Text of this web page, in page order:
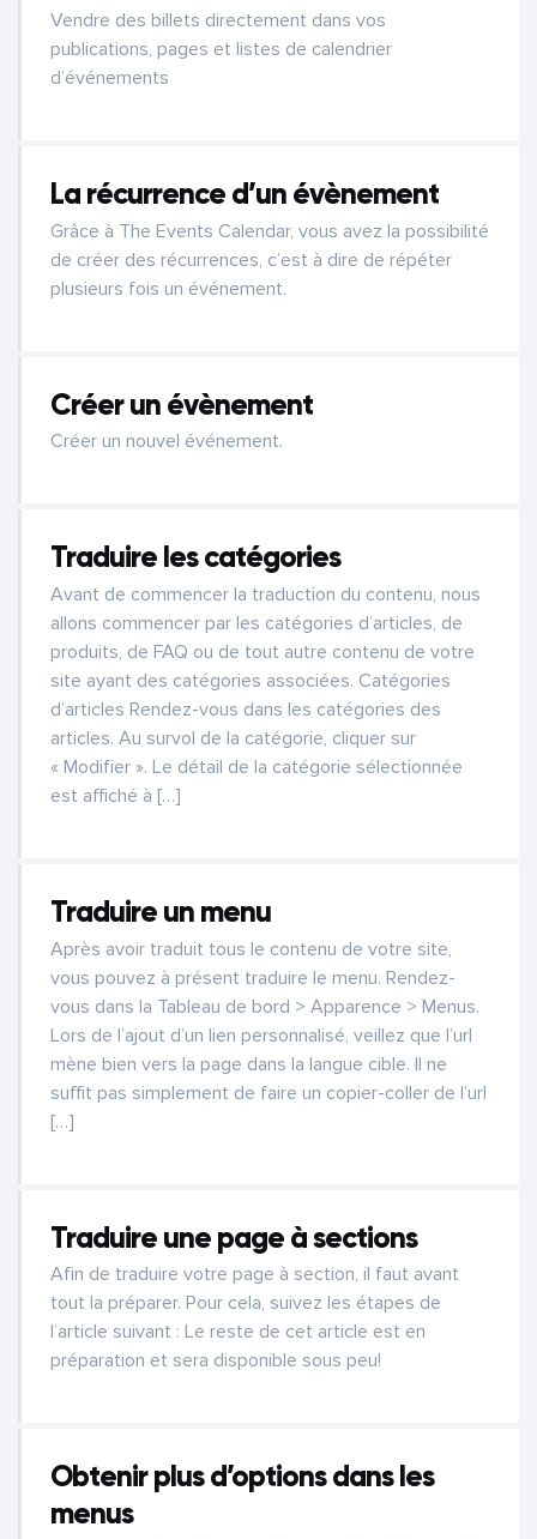
Vendre des billets directement dans vos
publications, pages et listes de calendrier
d’événements
La récurrence d’un évènement
Grâce à The Events Calendar, vous avez la possibilité
de créer des récurrences, c’est à dire de répéter
plusieurs fois un événement.
Créer un évènement
Créer un nouvel événement.
Traduire les catégories
Avant de commencer la traduction du contenu, nous
allons commencer par les catégories d’articles, de
produits, de FAQ ou de tout autre contenu de votre
site ayant des catégories associées. Catégories
d’articles Rendez-vous dans les catégories des
articles. Au survol de la catégorie, cliquer sur
« Modifier ». Le détail de la catégorie sélectionnée
est affiché à […]
Traduire un menu
Après avoir traduit tous le contenu de votre site,
vous pouvez à présent traduire le menu. Rendez-
vous dans la Tableau de bord > Apparence > Menus.
Lors de l’ajout d’un lien personnalisé, veillez que l’url
mène bien vers la page dans la langue cible. Il ne
suffit pas simplement de faire un copier-coller de l’url
[…]
Traduire une page à sections
Afin de traduire votre page à section, il faut avant
tout la préparer. Pour cela, suivez les étapes de
l’article suivant : Le reste de cet article est en
préparation et sera disponible sous peu!
Obtenir plus d’options dans les
menus